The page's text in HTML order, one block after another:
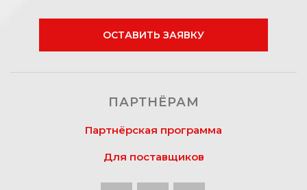
ОСТАВИТЬ ЗАЯВКУ
ПАРТНЁРАМ
Партнёрская программа
Для поставщиков